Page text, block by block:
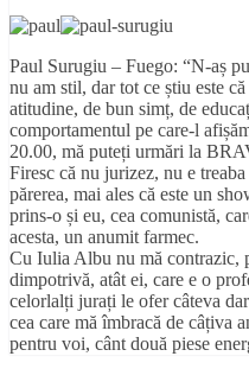
Paul Surugiu – Fuego: “N-aș
nu am stil, dar tot ce știu este
atitudine, de bun simț, de
comportamentul pe care-l
20.00, mă puteți urmări la
Firesc că nu jurizez, nu e
părerea, mai ales că este un
prins-o și eu, cea comunistă,
acesta, un anumit farmec.
Cu Iulia Albu nu mă contrazic,
dimpotrivă, atât ei, care e o
celorlalți jurați le ofer câteva
cea care mă îmbracă de câțiva
pentru voi, cânt două piese